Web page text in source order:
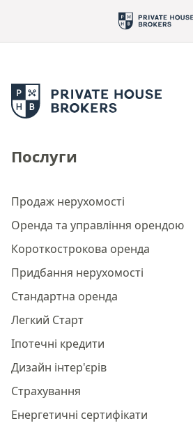
Послуги
Продаж нерухомості
Оренда та управління орендою
Короткострокова оренда
Придбання нерухомості
Стандартна оренда
Легкий Старт
Іпотечні кредити
Дизайн інтер'єрів
Страхування
Енергетичні сертифікати